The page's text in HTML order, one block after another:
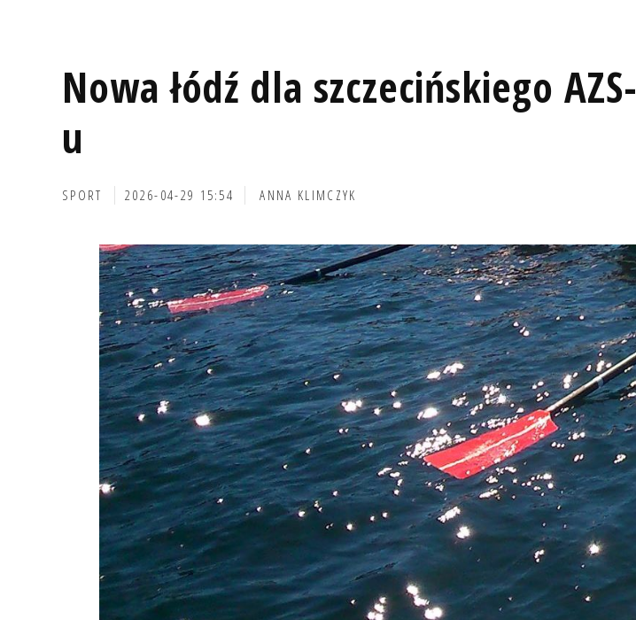
Nowa łódź dla szczecińskiego AZS-
u
SPORT 2026-04-29 15:54 ANNA KLIMCZYK